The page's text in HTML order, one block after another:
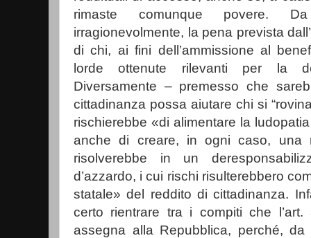
rimaste comunque povere.
irragionevolmente, la pena prevista
di chi, ai fini dell’ammissione al
lorde ottenute rilevanti per la
Diversamente – premesso che
cittadinanza possa aiutare chi si
rischierebbe «di alimentare la
anche di creare, in ogni caso, una
risolverebbe in un
d’azzardo, i cui rischi risulterebbero
statale» del reddito di cittadinanza.
certo rientrare tra i compiti che
assegna alla Repubblica, perché,